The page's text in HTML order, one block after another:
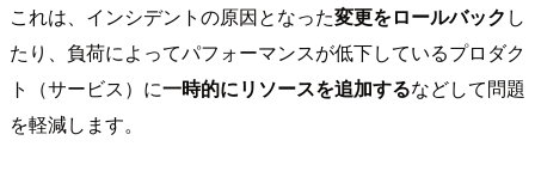
これは、インシデントの原因となった変更をロールバック し
たり、負荷によってパフォーマンスが低下しているプロダク
ト（サービス）に一時的にリソースを追加するなどして問題
を軽減します。